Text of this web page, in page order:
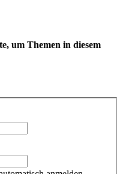
um Themen in diesem